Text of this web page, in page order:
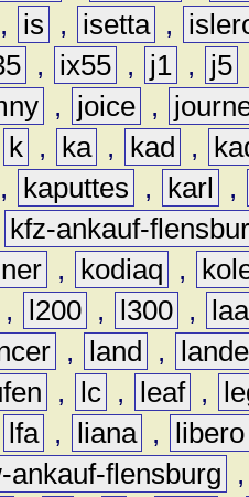
, is , isetta ,
, ix55 , j1 , j5
, joice ,
k , ka , kad ,
, kaputtes , karl
,
kfz-ankauf-
, kodiaq ,
, l200 , l300 ,
, land ,
, lc , leaf ,
lfa , liana ,
libero
ankauf-flensburg